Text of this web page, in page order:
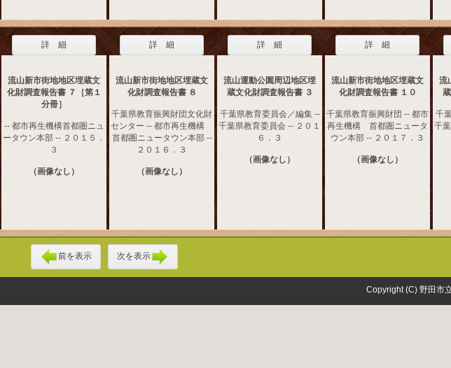
詳 細
流山新市街地地区埋蔵文
化財調査報告書 ７［第１
分冊］
-- 都市再生機構首都圏ニュ
ータウン本部 -- ２０１５．
３
（画像なし）
詳 細
流山新市街地地区埋蔵文
化財調査報告書 ８
千葉県教育振興財団文化財
センター -- 都市再生機構
首都圏ニュータウン本部 --
２０１６．３
（画像なし）
詳 細
流山運動公園周辺地区埋
蔵文化財調査報告書 ３
千葉県教育委員会／編集 --
千葉県教育委員会 -- ２０１
６．３
（画像なし）
詳 細
流山新市街地地区埋蔵文
化財調査報告書 １０
千葉県教育振興財団 -- 都市
再生機構 首都圏ニュータ
ウン本部 -- ２０１７．３
（画像なし）
流
千
千
前を表示 次を表示
Copyright (C) 野田市